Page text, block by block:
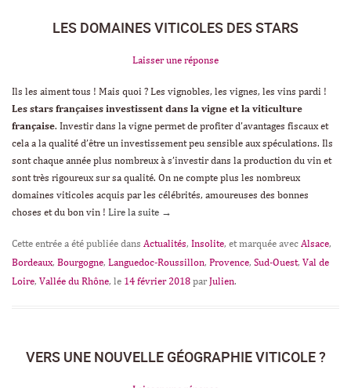
LES DOMAINES VITICOLES DES STARS
Laisser une réponse
Ils les aiment tous ! Mais quoi ? Les vignobles, les vignes, les vins pardi !
Les stars françaises investissent dans la vigne et la viticulture
française. Investir dans la vigne permet de profiter d’avantages fiscaux et
cela a la qualité d’être un investissement peu sensible aux spéculations. Ils
sont chaque année plus nombreux à s’investir dans la production du vin et
sont très rigoureux sur sa qualité. On ne compte plus les nombreux
domaines viticoles acquis par les célébrités, amoureuses des bonnes
choses et du bon vin ! Lire la suite →
Cette entrée a été publiée dans Actualités, Insolite, et marquée avec Alsace,
Bordeaux, Bourgogne, Languedoc-Roussillon, Provence, Sud-Ouest, Val de
Loire, Vallée du Rhône, le 14 février 2018 par Julien.
VERS UNE NOUVELLE GÉOGRAPHIE VITICOLE ?